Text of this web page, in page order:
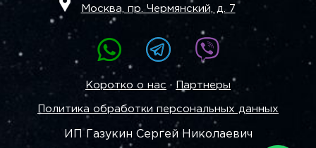
Москва, пр. Чермянский, д. 7
Коротко о нас · Партнеры
Политика обработки персональных данных
ИП Газукин Сергей Николаевич